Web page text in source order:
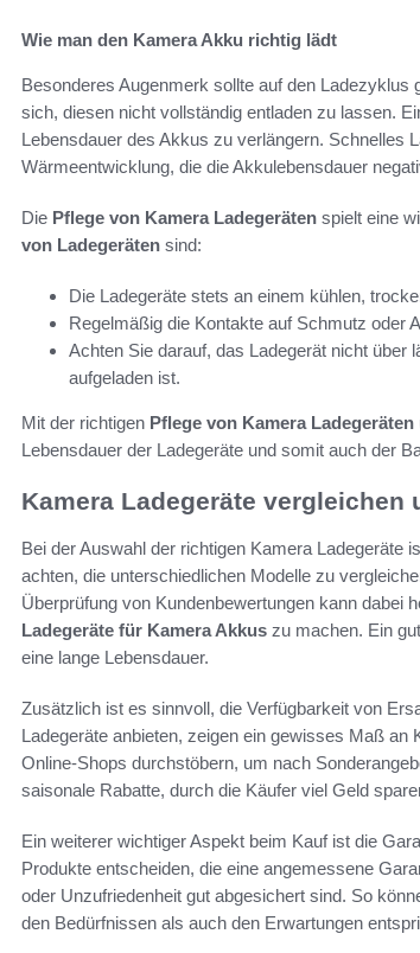
Wie man den Kamera Akku richtig lädt
Besonderes Augenmerk sollte auf den
sich, diesen nicht vollständig entladen zu lassen.
Lebensdauer des Akkus zu verlängern. Schnelles
Wärmeentwicklung, die die Akkulebensdauer
Die Pflege von Kamera Ladegeräten spielt eine
von Ladegeräten sind:
Die Ladegeräte stets an einem kühlen,
Regelmäßig die Kontakte auf Schmutz oder
Achten Sie darauf, das Ladegerät nicht über
aufgeladen ist.
Mit der richtigen Pflege von Kamera Ladegeräten
Lebensdauer der Ladegeräte und somit auch der
Kamera Ladegeräte vergleichen
Bei der Auswahl der richtigen Kamera Ladegeräte
achten, die unterschiedlichen Modelle zu
Überprüfung von Kundenbewertungen kann dabei
Ladegeräte für Kamera Akkus zu machen. Ein
eine lange Lebensdauer.
Zusätzlich ist es sinnvoll, die Verfügbarkeit von
Ladegeräte anbieten, zeigen ein gewisses Maß an
Online-Shops durchstöbern, um nach
saisonale Rabatte, durch die Käufer viel Geld
Ein weiterer wichtiger Aspekt beim Kauf ist die
Produkte entscheiden, die eine angemessene
oder Unzufriedenheit gut abgesichert sind. So
den Bedürfnissen als auch den Erwartungen